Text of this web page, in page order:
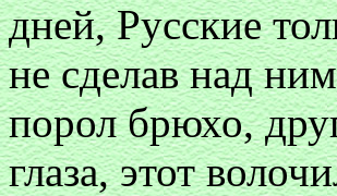
дней, Русские
не сделав над
порол брюхо,
глаза, этот